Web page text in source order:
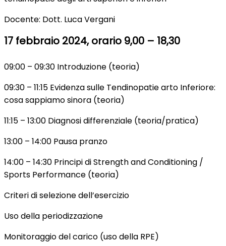
Docente: Dott. Luca Vergani
17 febbraio 2024, orario 9,00 – 18,30
09:00 – 09:30 Introduzione (teoria)
09:30 – 11:15 Evidenza sulle Tendinopatie arto Inferiore:
cosa sappiamo sinora (teoria)
11:15 – 13:00 Diagnosi differenziale (teoria/pratica)
13:00 – 14:00 Pausa pranzo
14:00 – 14:30 Principi di Strength and Conditioning /
Sports Performance (teoria)
Criteri di selezione dell’esercizio
Uso della periodizzazione
Monitoraggio del carico (uso della RPE)